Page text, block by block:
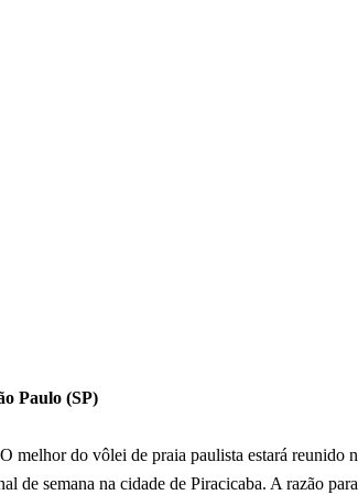
Paulo (SP)
melhor do vôlei de praia paulista estará reunido
de semana na cidade de Piracicaba. A razão